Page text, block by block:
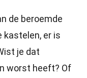
de beroemde
kastelen, er is
je dat
worst heeft? Of